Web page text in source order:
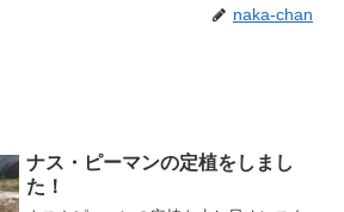
naka-chan
ナス・ピーマンの定植をしまし
た！